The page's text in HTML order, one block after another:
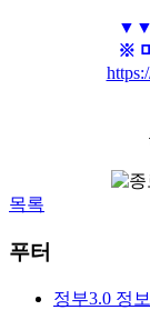
※
목록
푸터
정부3.0 정